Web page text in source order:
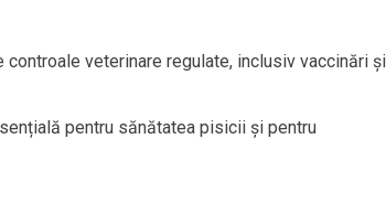
veterinare regulate, inclusiv vaccinări și
pentru sănătatea pisicii și pentru